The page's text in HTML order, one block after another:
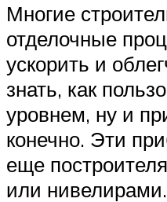
Многие
отделочные
ускорить и
знать, как
уровнем, ну и
конечно. Эти
еще
или